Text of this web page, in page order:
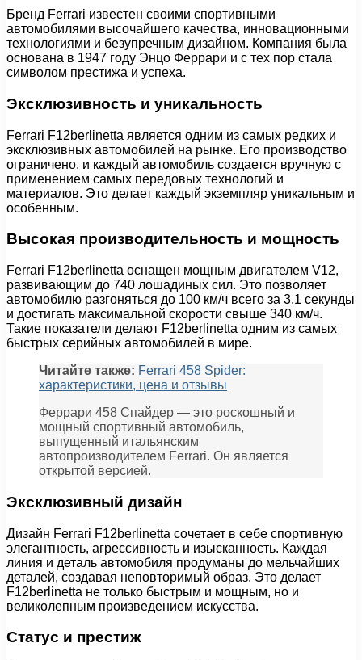
Бренд Ferrari известен своими спортивными
автомобилями высочайшего качества, инновационными
технологиями и безупречным дизайном. Компания была
основана в 1947 году Энцо Феррари и с тех пор стала
символом престижа и успеха.
Эксклюзивность и уникальность
Ferrari F12berlinetta является одним из самых редких и
эксклюзивных автомобилей на рынке. Его производство
ограничено, и каждый автомобиль создается вручную с
применением самых передовых технологий и
материалов. Это делает каждый экземпляр уникальным и
особенным.
Высокая производительность и мощность
Ferrari F12berlinetta оснащен мощным двигателем V12,
развивающим до 740 лошадиных сил. Это позволяет
автомобилю разгоняться до 100 км/ч всего за 3,1 секунды
и достигать максимальной скорости свыше 340 км/ч.
Такие показатели делают F12berlinetta одним из самых
быстрых серийных автомобилей в мире.
Читайте также: Ferrari 458 Spider:
характеристики, цена и отзывы
Феррари 458 Спайдер — это роскошный и
мощный спортивный автомобиль,
выпущенный итальянским
автопроизводителем Ferrari. Он является
открытой версией.
Эксклюзивный дизайн
Дизайн Ferrari F12berlinetta сочетает в себе спортивную
элегантность, агрессивность и изысканность. Каждая
линия и деталь автомобиля продуманы до мельчайших
деталей, создавая неповторимый образ. Это делает
F12berlinetta не только быстрым и мощным, но и
великолепным произведением искусства.
Статус и престиж